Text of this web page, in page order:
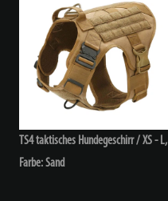
TS4 taktisches Hundegeschirr / XS - L,
Farbe: Sand